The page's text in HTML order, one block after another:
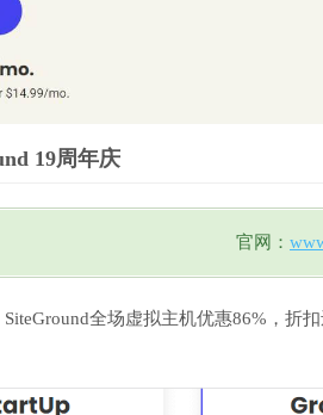
19周年庆
官网：
全场虚拟主机优惠86%，折